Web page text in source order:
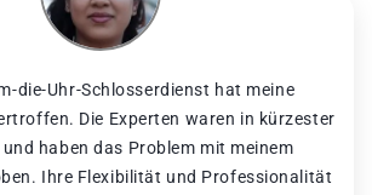
die-Uhr-Schlosserdienst hat meine
Die Experten waren in kürzester
haben das Problem mit meinem
Ihre Flexibilität und Professionalität